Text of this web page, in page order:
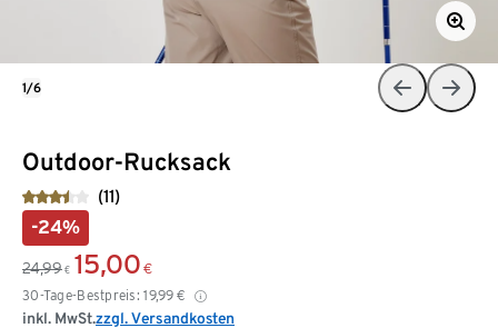
Outdoor-Rucksack
(11)
-24%
24,99 € 15,00 €
30-Tage-Bestpreis: 19,99 €
inkl. MwSt.zzgl. Versandkosten
1/6